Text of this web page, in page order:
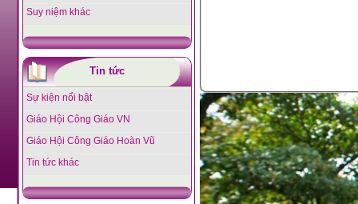
Suy niệm khác
Tin tức
Sự kiện nổi bật
Giáo Hội Công Giáo VN
Giáo Hội Công Giáo Hoàn Vũ
Tin tức khác